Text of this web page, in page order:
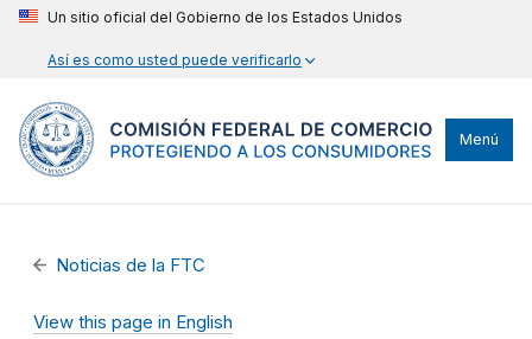
Un sitio oficial del Gobierno de los Estados Unidos
Así es como usted puede verificarlo
Menú
Noticias de la FTC
View this page in English